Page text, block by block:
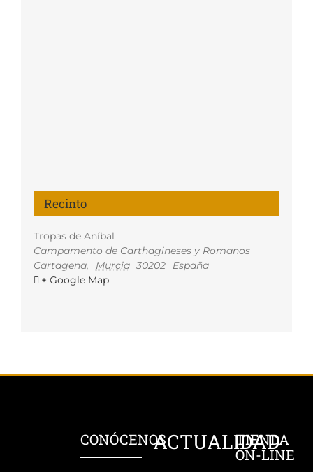
Recinto
Tropas de Aníbal
Campamento de Carthagineses y Romanos
Cartagena, Murcia 30202
España
+ Google Map
CONÓCENOSACTUALIDAD
TIENDA
ON-LINE